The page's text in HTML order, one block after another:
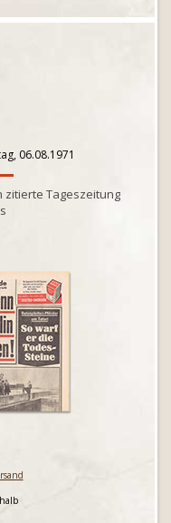
06.08.1971
Tageszeitung